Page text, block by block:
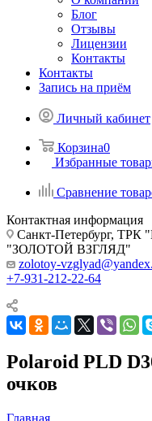
Блог
Отзывы
Лицензии
Контакты
Контакты
Запись на приём
Личный кабинет
Корзина0
Избранные
Сравнение
Контактная информация
Санкт-Петербург, ТРК
"ЗОЛОТОЙ ВЗГЛЯД"
zolotoy-
+7-931-212-22-64
Polaroid PLD
очков
Главная